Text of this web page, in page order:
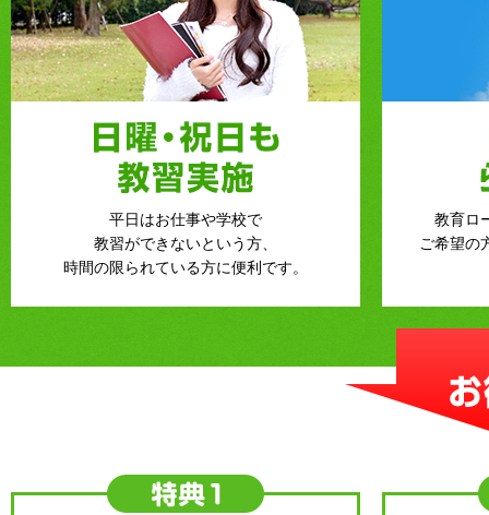
平日はお仕事や学校で
教習ができないという方、
時間の限られている方に便利です。
教育ロ
ご希望の